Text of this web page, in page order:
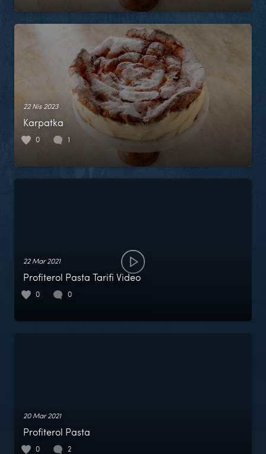
22 Nis 2023
Karpatka
0 1
22 Mar 2021
Profiterol Pasta Tarifi Video
0 0
20 Mar 2021
Profiterol Pasta
0 2